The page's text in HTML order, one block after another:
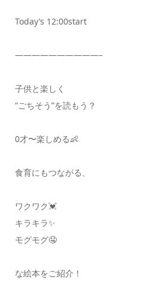
Today’s 12:00start
——————————–
子供と楽しく
“ごちそう”を読もう？
0才〜楽しめる👶
食育にもつながる、
ワクワク💓
キラキラ✨
モグモグ🤤
な絵本をご紹介！